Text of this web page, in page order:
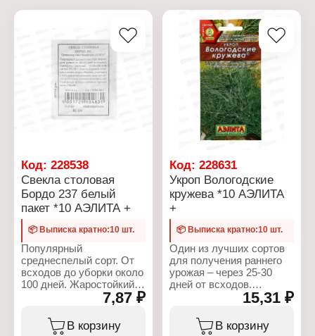
Код: 228538
Свекла столовая
Бордо 237 белый
пакет *10 АЭЛИТА +
📦 Выписка кратно:10 шт.
Популярный
среднеспелый сорт. От
всходов до уборки около
100 дней. Жаростойкий,
устойчив к болезням и
стрелкованию, хорошо
адаптируется к
различным условиям
7,87 ₽
В корзину
Код:228631
Укроп Вологодские
кружева *10 АЭЛИТА
+
📦 Выписка кратно:10 шт.
Один из лучших сортов
для получения раннего
урожая – через 25-30
дней от всходов.
Ценится за отличную
продуктивность –4-4,2 кг/
м 2 и высокое качество
зелени. Компактные,
15,31 ₽
В корзину